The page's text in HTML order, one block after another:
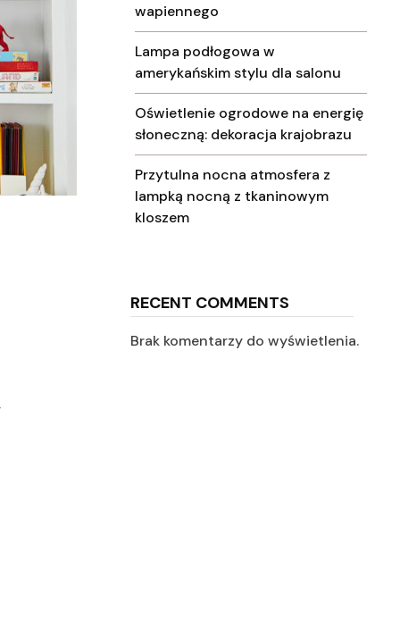
wapiennego
Lampa podłogowa w
amerykańskim stylu dla salonu
Oświetlenie ogrodowe na energię
słoneczną: dekoracja krajobrazu
Przytulna nocna atmosfera z
lampką nocną z tkaninowym
kloszem
RECENT COMMENTS
Brak komentarzy do wyświetlenia.